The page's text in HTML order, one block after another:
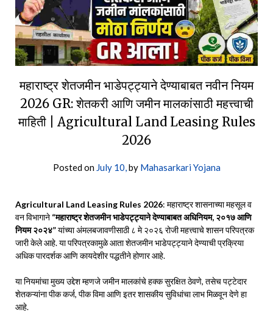
महाराष्ट्र शेतजमीन भाडेपट्ट्याने देण्याबाबत नवीन नियम
2026 GR: शेतकरी आणि जमीन मालकांसाठी महत्त्वाची
माहिती | Agricultural Land Leasing Rules
2026
Posted on July 10,by Mahasarkari Yojana
Agricultural Land Leasing Rules 2026: महाराष्ट्र शासनाच्या महसूल व
वन विभागाने “महाराष्ट्र शेतजमीन भाडेपट्ट्याने देण्याबाबत अधिनियम, २०१७ आणि
नियम २०२४”यांच्या अंमलबजावणीसाठी ८ मे २०२६ रोजी महत्त्वाचे शासन परिपत्रक
जारी केले आहे. या परिपत्रकामुळे आता शेतजमीन भाडेपट्ट्याने देण्याची प्रक्रिया
अधिक पारदर्शक आणि कायदेशीर पद्धतीने होणार आहे.
या नियमांचा मुख्य उद्देश म्हणजे जमीन मालकांचे हक्क सुरक्षित ठेवणे, तसेच पट्टेदार
शेतकऱ्यांना पीक कर्ज, पीक विमा आणि इतर शासकीय सुविधांचा लाभ मिळवून देणे हा
आहे.